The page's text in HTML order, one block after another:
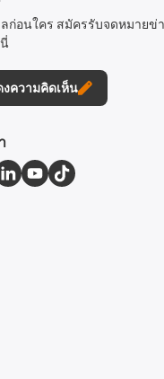
ก่อนใคร สมัครรับจดหมายข่
ความคิดเห็น